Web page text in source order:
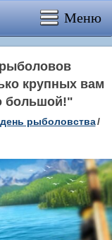
Меню
крупных вам
большой!"
рыболовства/